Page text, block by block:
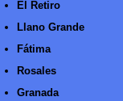
El Retiro
Llano Grande
Fátima
Rosales
Granada